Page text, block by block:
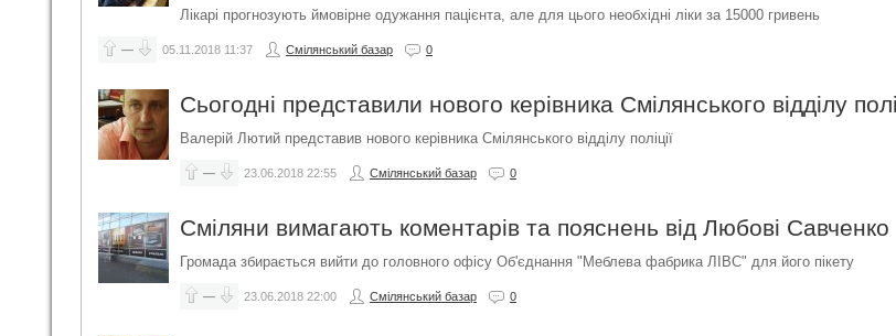
Лікарі прогнозують ймовірне одужання пацієнта, але для цього необхідні ліки за 15000 гривень
— 05.11.2018 11:37 Смілянський базар 0
Сьогодні представили нового керівника Смілянського відділу
Валерій Лютий представив нового керівника Смілянського відділу поліції
— 23.06.2018 22:55 Смілянський базар 0
Сміляни вимагають коментарів та пояснень від Любові Савченко
Громада збирається вийти до головного офісу Об'єднання "Меблева фабрика ЛІВС" для його пікету
— 23.06.2018 22:00 Смілянський базар 0